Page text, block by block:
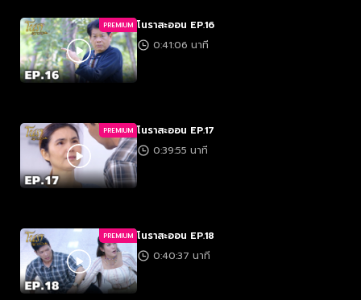
PREMIUM โนราสะออน EP.16
0:41:06 นาที
PREMIUM โนราสะออน EP.17
0:39:55 นาที
PREMIUM โนราสะออน EP.18
0:40:37 นาที